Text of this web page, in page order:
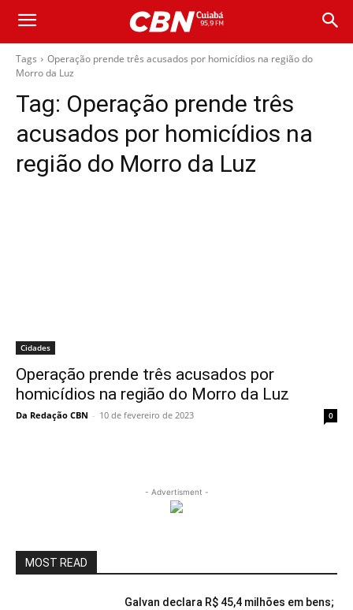
Tags
Operação prende três acusados por homicídios na região do
Morro da Luz
Tag: Operação prende três
acusados por homicídios na
região do Morro da Luz
Cidades
Operação prende três acusados por
homicídios na região do Morro da Luz
Da Redação CBN - 10 de fevereiro de 2023 0
- Advertisment -
MOST READ
Galvan declara R$ 45,4 milhões em bens;